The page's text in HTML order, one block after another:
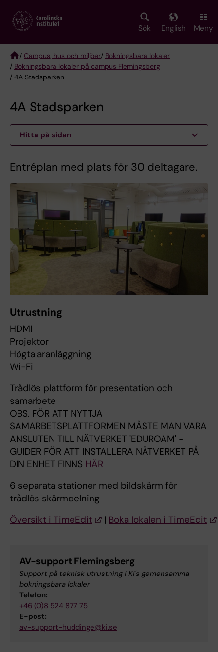
main
Sök English Meny
Breadcrumb
/ Campus, hus och miljöer/ Bokningsbara lokaler
/ Bokningsbara lokaler på campus Flemingsberg
/ 4A Stadsparken
4A Stadsparken
Hitta på sidan
Entréplan med plats för 30 deltagare.
Utrustning
HDMI
Projektor
Högtalaranläggning
Wi-Fi
Trådlös plattform för presentation och
samarbete
OBS. FÖR ATT NYTTJA
SAMARBETSPLATTFORMEN MÅSTE MAN VARA
ANSLUTEN TILL NÄTVERKET 'EDUROAM' -
GUIDER FÖR ATT INSTALLERA NÄTVERKET PÅ
DIN ENHET FINNS HÄR
6 separata stationer med bildskärm för
trådlös skärmdelning
Översikt i TimeEdit
| Boka lokalen i TimeEdit
AV-support Flemingsberg
Support på teknisk utrustning i KI's gemensamma
bokningsbara lokaler
Telefon:
+46 (0)8 524 877 75
E-post:
av-support-huddinge@ki.se